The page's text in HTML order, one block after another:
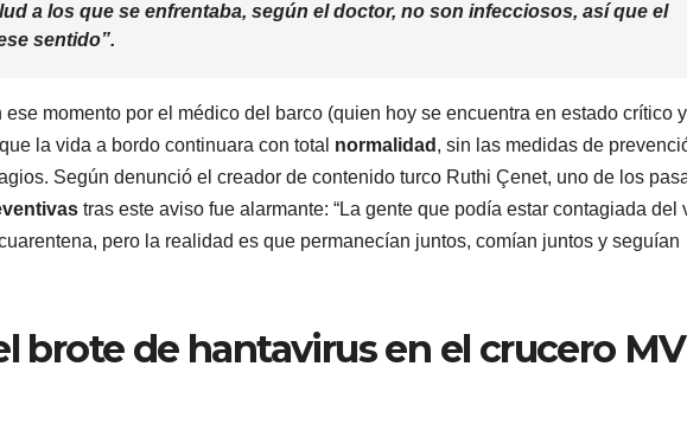
a los que se enfrentaba, según el doctor, no son infecciosos, así que el
sentido”.
momento por el médico del barco (quien hoy se encuentra en estado crítico
la vida a bordo continuara con total normalidad , sin las medidas de
Según denunció el creador de contenido turco Ruthi Çenet, uno de los
tras este aviso fue alarmante: “La gente que podía estar contagiada del
pero la realidad es que permanecían juntos, comían juntos y seguían
brote de hantavirus en el crucero MV